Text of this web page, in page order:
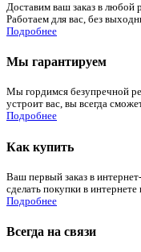
Доставим ваш заказ в любой
Работаем для вас, без
Подробнее
Мы гарантируем
Мы гордимся безупречной
устроит вас, вы всегда
Подробнее
Как купить
Ваш первый заказ в
сделать покупки в
Подробнее
Всегда на связи